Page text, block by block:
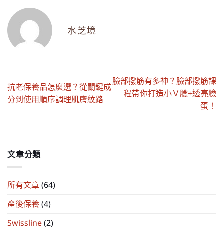
文章分類
所有文章(64)
產後保養(4)
Swissline(2)
水芝境
抗老保養品怎麼選？從關鍵成
分到使用順序調理肌膚紋路
臉部撥筋有多神？臉部撥筋課
程帶你打造小Ｖ臉+透亮臉
蛋！